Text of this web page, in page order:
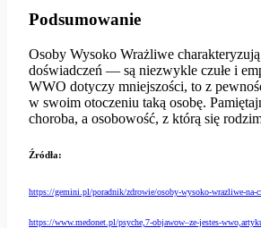
Podsumowanie
Osoby Wysoko Wrażliwe charakteryzują
doświadczeń — są niezwykle czułe i
WWO dotyczy mniejszości, to z
w swoim otoczeniu taką osobę.
choroba, a osobowość, z którą się
Źródła:
https://gemini.pl/poradnik/zdrowie/osoby-wysoko-wrazliwe-na-
https://www.medonet.pl/psyche,7-objawow–ze-jestes-